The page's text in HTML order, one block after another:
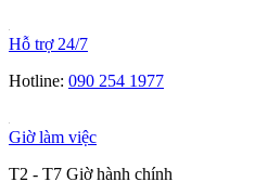
Hỗ trợ 24/7
Hotline: 090 254 1977
Giờ làm việc
T2 - T7 Giờ hành chính